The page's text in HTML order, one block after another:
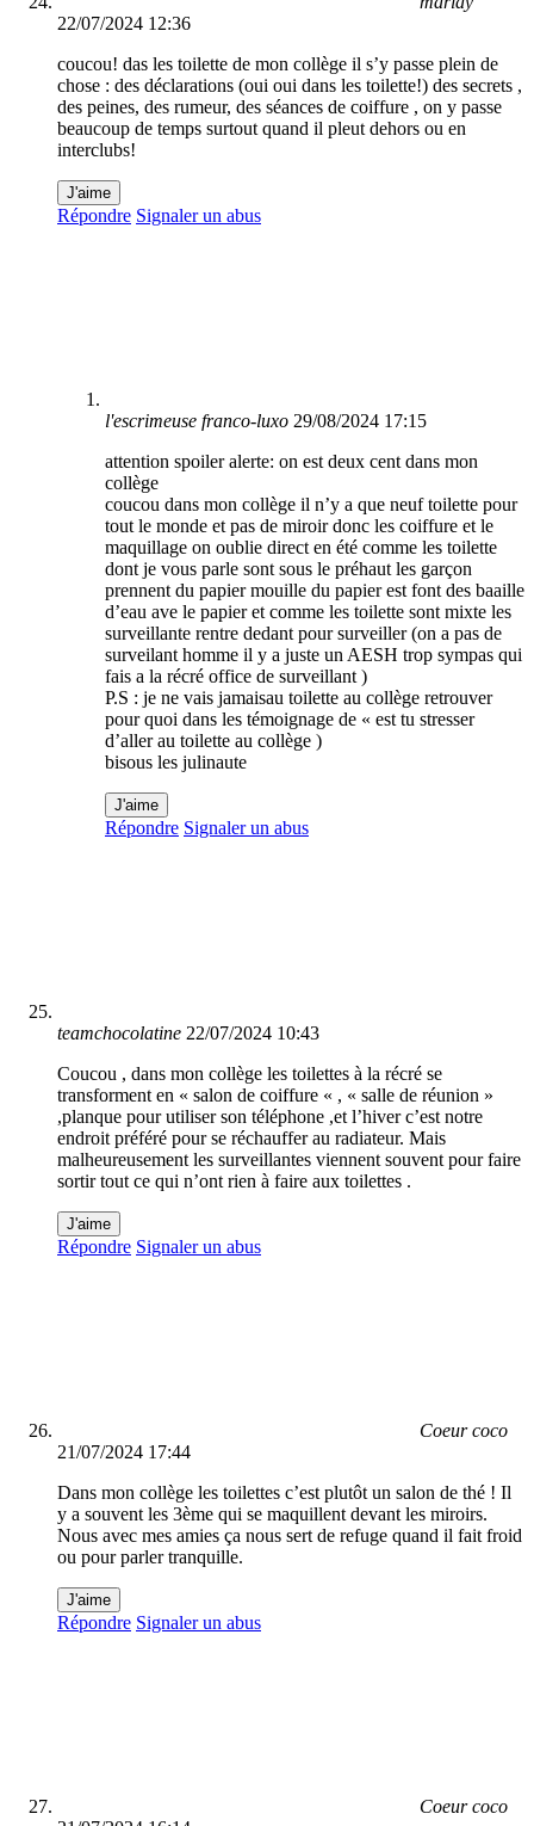
22/07/2024 12:36
coucou! das les toilette de mon collège il s’y passe plein de
chose : des déclarations (oui oui dans les toilette!) des secrets ,
des peines, des rumeur, des séances de coiffure , on y passe
beaucoup de temps surtout quand il pleut dehors ou en
interclubs!
J'aime
Répondre Signaler un abus
l'escrimeuse franco-luxo 29/08/2024 17:15
attention spoiler alerte: on est deux cent dans mon
collège
coucou dans mon collège il n’y a que neuf toilette pour
tout le monde et pas de miroir donc les coiffure et le
maquillage on oublie direct en été comme les toilette
dont je vous parle sont sous le préhaut les garçon
prennent du papier mouille du papier est font des baaille
d’eau ave le papier et comme les toilette sont mixte les
surveillante rentre dedant pour surveiller (on a pas de
surveilant homme il y a juste un AESH trop sympas qui
fais a la récré office de surveillant )
P.S : je ne vais jamaisau toilette au collège retrouver
pour quoi dans les témoignage de « est tu stresser
d’aller au toilette au collège )
bisous les julinaute
J'aime
Répondre Signaler un abus
teamchocolatine 22/07/2024 10:43
Coucou , dans mon collège les toilettes à la récré se
transforment en « salon de coiffure « , « salle de réunion »
,planque pour utiliser son téléphone ,et l’hiver c’est notre
endroit préféré pour se réchauffer au radiateur. Mais
malheureusement les surveillantes viennent souvent pour faire
sortir tout ce qui n’ont rien à faire aux toilettes .
J'aime
Répondre Signaler un abus
Coeur coco
21/07/2024 17:44
Dans mon collège les toilettes c’est plutôt un salon de thé ! Il
y a souvent les 3ème qui se maquillent devant les miroirs.
Nous avec mes amies ça nous sert de refuge quand il fait froid
ou pour parler tranquille.
J'aime
Répondre Signaler un abus
Coeur coco